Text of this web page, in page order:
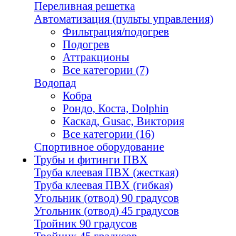
Переливная решетка
Автоматизация (пульты управления)
Фильтрация/подогрев
Подогрев
Аттракционы
Все категории (7)
Водопад
Кобра
Рондо, Коста, Dolphin
Каскад, Gusac, Виктория
Все категории (16)
Спортивное оборудование
Трубы и фитинги ПВХ
Труба клеевая ПВХ (жесткая)
Труба клеевая ПВХ (гибкая)
Угольник (отвод) 90 градусов
Угольник (отвод) 45 градусов
Тройник 90 градусов